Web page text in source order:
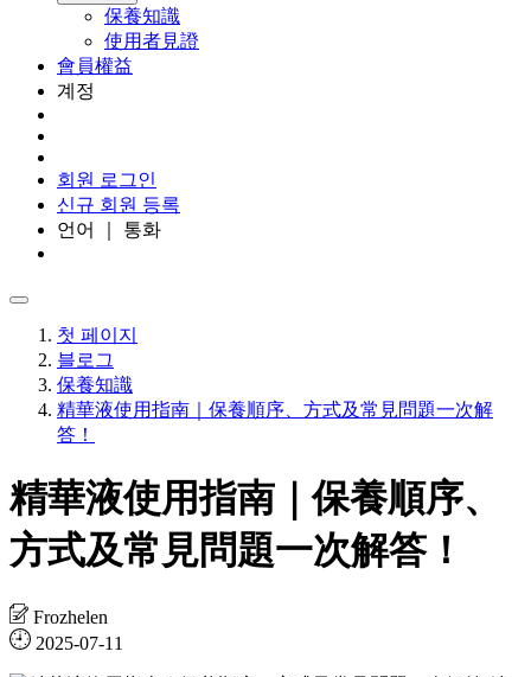
保養知識
使用者見證
會員權益
계정
회원 로그인
신규 회원 등록
언어 ｜ 통화
첫 페이지
블로그
保養知識
精華液使用指南｜保養順序、方式及常見問題一次解
答！
精華液使用指南｜保養順序、
方式及常見問題一次解答！
Frozhelen
2025-07-11